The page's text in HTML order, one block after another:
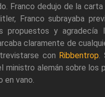
Franco dedujo de la
Franco subrayaba
propuestos y
claramente de
con Ribbentrop.
alemán sobre los
en vano.